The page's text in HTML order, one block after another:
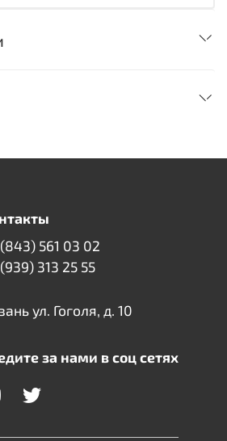
561 03 02
313 25 55
ул. Гоголя, д. 10
за нами в соц сетях